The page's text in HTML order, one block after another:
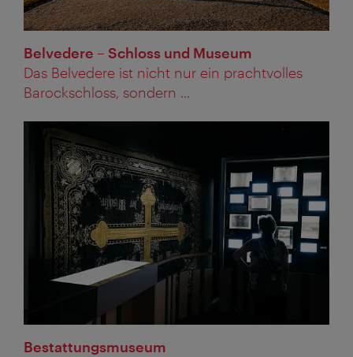
Belvedere – Schloss und Museum
Das Belvedere ist nicht nur ein prachtvolles
Barockschloss, sondern ...
Bestattungsmuseum